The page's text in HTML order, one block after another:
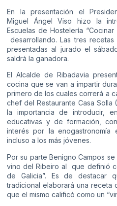
En la presentación el
Miguel Ángel Viso hizo la
Escuelas de Hostelería
desarrollando. Las tres
presentadas al jurado el
saldrá la ganadora.
El Alcalde de Ribadavia
cocina que se van a impartir
primero de los cuales correrá a
chef del Restaurante Casa Solla
la importancia de introducir,
educativas y de formación,
interés por la
incluso a los más jóvenes.
Por su parte Benigno Campos
vino del Ribeiro al que definió
de Galicia”. Es de destacar
tradicional elaborará una receta
que el mismo calificó como un